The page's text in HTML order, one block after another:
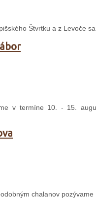
Štvrtku a z Levoče
v termíne 10. - 15.
chalanov